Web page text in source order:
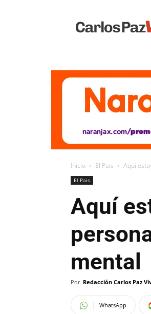
Vivo
Inicio El Pais Aquí
El Pais
Aquí
mental
Por Redacción Carlos Paz
WhatsApp